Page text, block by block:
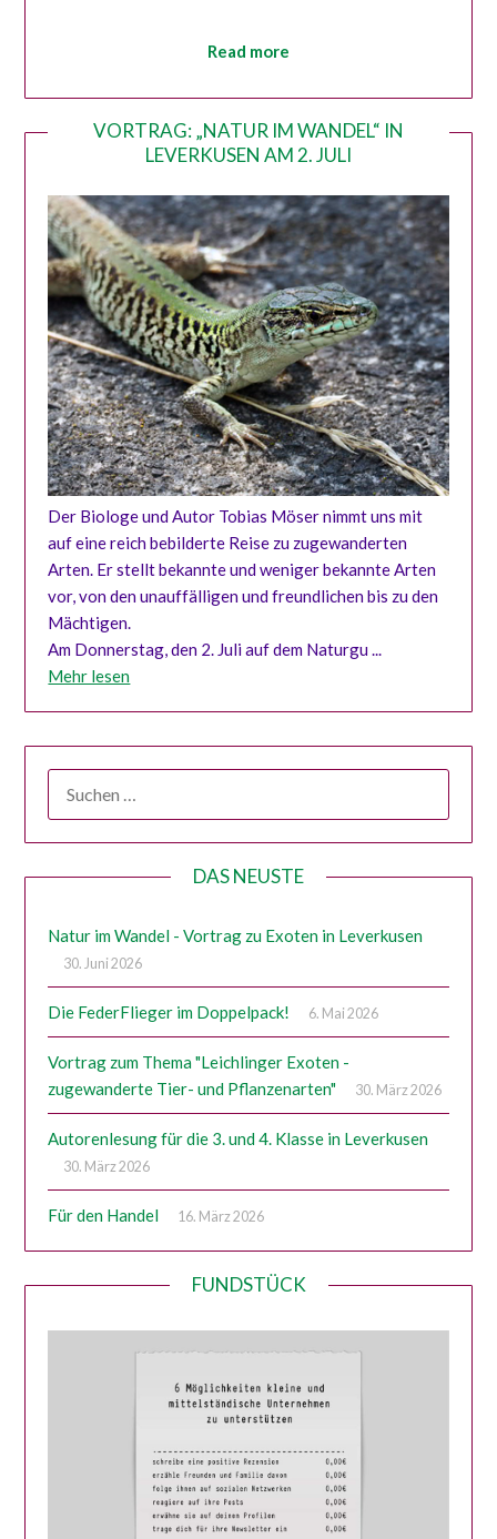
Read more
VORTRAG: „NATUR IM WANDEL“ IN
LEVERKUSEN AM 2. JULI
Der Biologe und Autor Tobias Möser nimmt uns mit
auf eine reich bebilderte Reise zu zugewanderten
Arten. Er stellt bekannte und weniger bekannte Arten
vor, von den unauffälligen und freundlichen bis zu den
Mächtigen.
Am Donnerstag, den 2. Juli auf dem Naturgu ...
Mehr lesen
DAS NEUSTE
Natur im Wandel - Vortrag zu Exoten in Leverkusen
30. Juni 2026
Die FederFlieger im Doppelpack! 6. Mai 2026
Vortrag zum Thema "Leichlinger Exoten -
zugewanderte Tier- und Pflanzenarten"
30. März 2026
Autorenlesung für die 3. und 4. Klasse in Leverkusen
30. März 2026
Für den Handel 16. März 2026
FUNDSTÜCK